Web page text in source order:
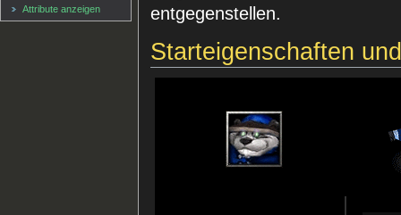
entgegenstellen.
Starteigenschaften
Attribute anzeigen